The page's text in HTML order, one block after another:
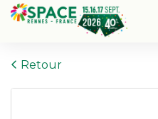
Retour